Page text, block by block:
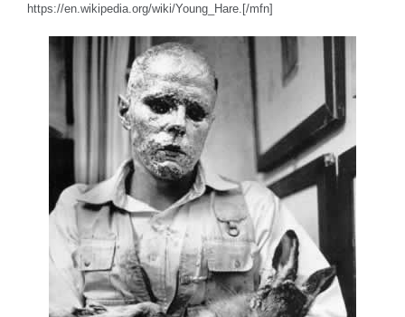
https://en.wikipedia.org/wiki/Young_Hare.[/mfn]